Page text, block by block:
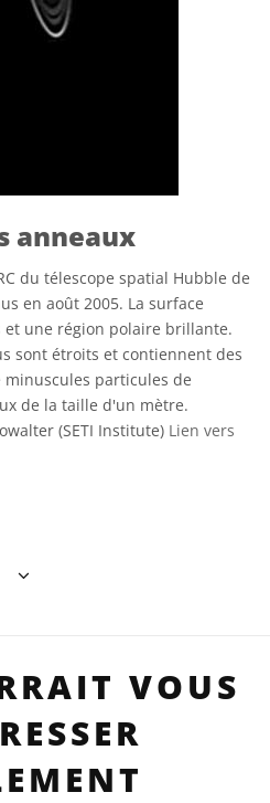
anneaux
du télescope spatial Hubble de
en août 2005. La surface
et une région polaire brillante.
sont étroits et contiennent des
particules de
de la taille d'un mètre.
(SETI Institute) Lien vers
Icônes
VOUS